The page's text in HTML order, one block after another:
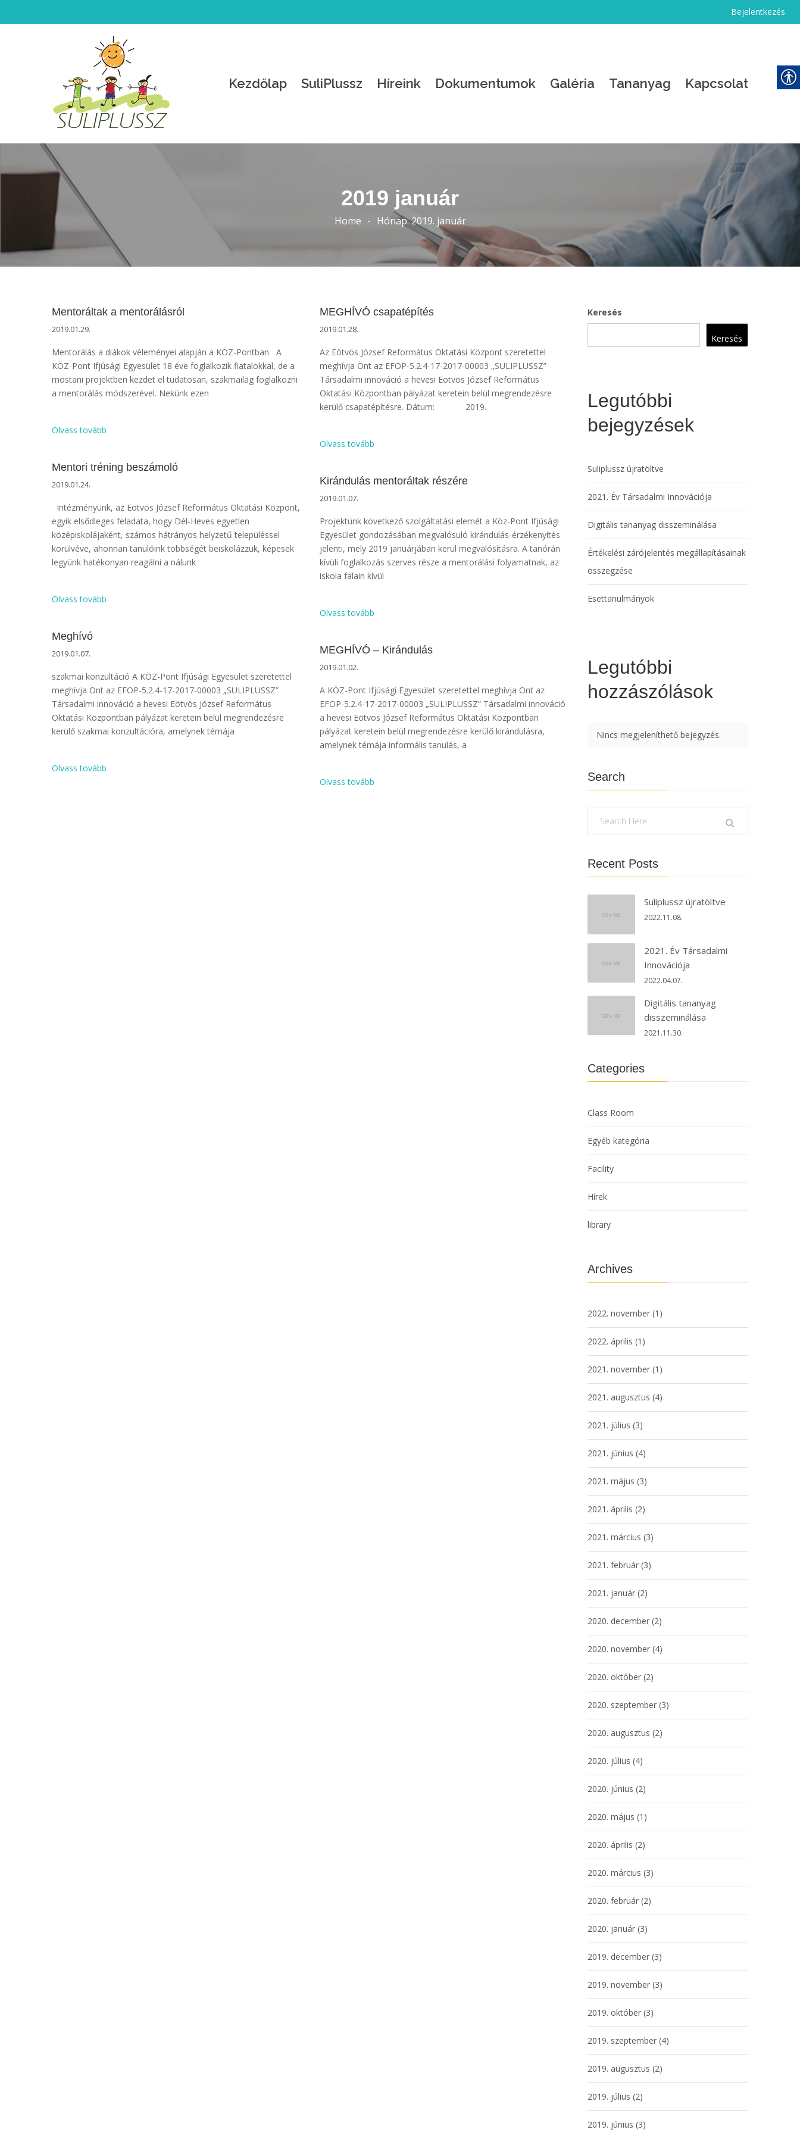
Bejelentkezés
Kezdőlap SuliPlussz Híreink Dokumentumok Galéria Tananyag Kapcsolat
2019 január
Home - Hónap:2019. január
Mentoráltak a mentorálásról
2019.01.29.
Mentorálás a diákok véleményei alapján a KÖZ-Pontban A
KÖZ-Pont Ifjúsági Egyesület 18 éve foglalkozik fiatalokkal, de a
mostani projektben kezdet el tudatosan, szakmailag foglalkozni
a mentorálás módszerével. Nekünk ezen
Olvass tovább
MEGHÍVÓ csapatépítés
2019.01.28.
Az Eötvös József Református Oktatási Központ szeretettel
meghívja Önt az EFOP-5.2.4-17-2017-00003 „SULIPLUSSZ”
Társadalmi innováció a hevesi Eötvös József Református
Oktatási Központban pályázat keretein belül megrendezésre
kerülő csapatépítésre. Dátum: 2019.
Olvass tovább
Mentori tréning beszámoló
2019.01.24.
Intézményünk, az Eötvös József Református Oktatási Központ,
egyik elsődleges feladata, hogy Dél-Heves egyetlen
középiskolájaként, számos hátrányos helyzetű településsel
körülvéve, ahonnan tanulóink többségét beiskolázzuk, képesek
legyünk hatékonyan reagálni a nálunk
Olvass tovább
Kirándulás mentoráltak részére
2019.01.07.
Projektünk következő szolgáltatási elemét a Köz-Pont Ifjúsági
Egyesület gondozásában megvalósuló kirándulás-érzékenyítés
jelenti, mely 2019 januárjában kerül megvalósításra. A tanórán
kívüli foglalkozás szerves része a mentorálási folyamatnak, az
iskola falain kívül
Olvass tovább
Meghívó
2019.01.07.
szakmai konzultáció A KÖZ-Pont Ifjúsági Egyesület szeretettel
meghívja Önt az EFOP-5.2.4-17-2017-00003 „SULIPLUSSZ”
Társadalmi innováció a hevesi Eötvös József Református
Oktatási Központban pályázat keretein belül megrendezésre
kerülő szakmai konzultációra, amelynek témája
Olvass tovább
MEGHÍVÓ – Kirándulás
2019.01.02.
A KÖZ-Pont Ifjúsági Egyesület szeretettel meghívja Önt az
EFOP-5.2.4-17-2017-00003 „SULIPLUSSZ” Társadalmi innováció
a hevesi Eötvös József Református Oktatási Központban
pályázat keretein belül megrendezésre kerülő kirándulásra,
amelynek témája informális tanulás, a
Olvass tovább
Keresés
Keresés
Legutóbbi
bejegyzések
Suliplussz újratöltve
2021. Év Társadalmi Innovációja
Digitális tananyag disszeminálása
Értékelési zárójelentés megállapításainak
összegzése
Esettanulmányok
Legutóbbi
hozzászólások
Nincs megjeleníthető bejegyzés.
Search
Recent Posts
Suliplussz újratöltve
2022.11.08.
2021. Év Társadalmi
Innovációja
2022.04.07.
Digitális tananyag
disszeminálása
2021.11.30.
Categories
Class Room
Egyéb kategória
Facility
Hírek
library
Archives
2022. november (1)
2022. április (1)
2021. november (1)
2021. augusztus (4)
2021. július (3)
2021. június (4)
2021. május (3)
2021. április (2)
2021. március (3)
2021. február (3)
2021. január (2)
2020. december (2)
2020. november (4)
2020. október (2)
2020. szeptember (3)
2020. augusztus (2)
2020. július (4)
2020. június (2)
2020. május (1)
2020. április (2)
2020. március (3)
2020. február (2)
2020. január (3)
2019. december (3)
2019. november (3)
2019. október (3)
2019. szeptember (4)
2019. augusztus (2)
2019. július (2)
2019. június (3)